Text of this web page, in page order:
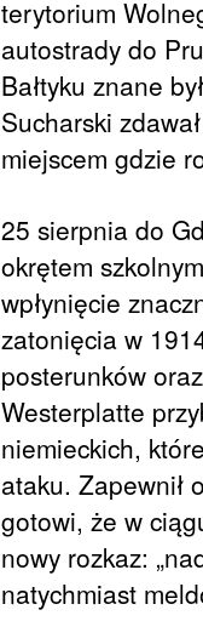
terytorium
autostrady do
Bałtyku znane
Sucharski
miejscem gdzie
25 sierpnia do
okrętem
wpłynięcie
zatonięcia w
posterunków
Westerplatte
niemieckich,
ataku. Zapewnił
gotowi, że w
nowy rozkaz:
natychmiast